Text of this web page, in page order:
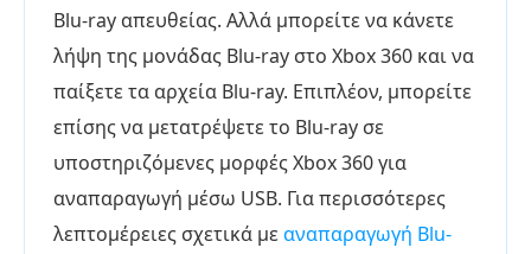
Blu-ray απευθείας. Αλλά μπορείτε να κάνετε
λήψη της μονάδας Blu-ray στο Xbox 360 και να
παίξετε τα αρχεία Blu-ray. Επιπλέον, μπορείτε
επίσης να μετατρέψετε το Blu-ray σε
υποστηριζόμενες μορφές Xbox 360 για
αναπαραγωγή μέσω USB. Για περισσότερες
λεπτομέρειες σχετικά μεαναπαραγωγή Blu-